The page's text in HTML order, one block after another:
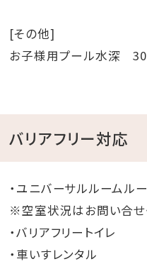
[その他]
お子様用プール水深
バリアフリー対応
・ユニバーサルルームル
※空室状況はお問い合せ
・バリアフリートイレ
・車いすレンタル